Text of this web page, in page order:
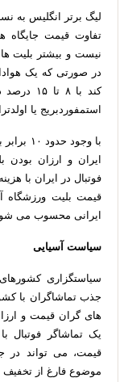
لیگ برتر انگلیس به
تفاوت قیمت جایگاه
نیست و بیشتر بلیت
در صورتی که یک
کند با
استمفوردبریج یا
با
ایران و ارزان بودن
فوتبال در ایران با
ایرانی محسوب می
سیاست آسیایی
سیاستگزاری
جذب تماشاگران با
های گران قیمت و
یک تماشاگر فوتبال
قیمت، می تواند در
موضوع فارغ از